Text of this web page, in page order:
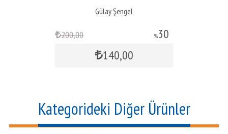
Gülay Şengel
%30
200,00
140,00
Kategorideki Diğer Ürünler